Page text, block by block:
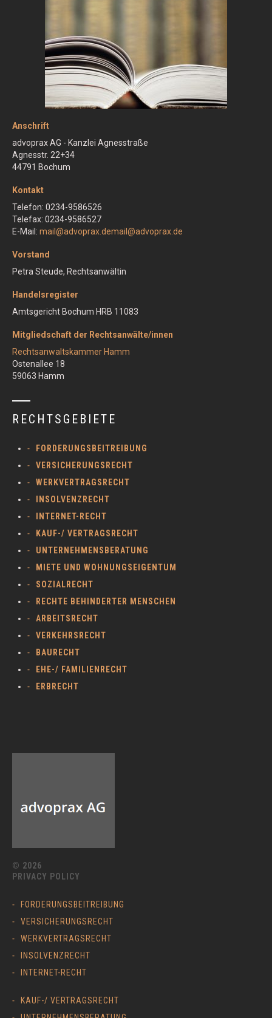
Anschrift
advoprax AG - Kanzlei Agnesstraße
Agnesstr. 22+34
44791 Bochum
Kontakt
Telefon: 0234-9586526
Telefax: 0234-9586527
E-Mail: mail@advoprax.demail@advoprax.de
Vorstand
Petra Steude, Rechtsanwältin
Handelsregister
Amtsgericht Bochum HRB 11083
Mitgliedschaft der Rechtsanwälte/innen
Rechtsanwaltskammer Hamm
Ostenallee 18
59063 Hamm
RECHTSGEBIETE
FORDERUNGSBEITREIBUNG
VERSICHERUNGSRECHT
WERKVERTRAGSRECHT
INSOLVENZRECHT
INTERNET-RECHT
KAUF-/ VERTRAGSRECHT
UNTERNEHMENSBERATUNG
MIETE UND WOHNUNGSEIGENTUM
SOZIALRECHT
RECHTE BEHINDERTER MENSCHEN
ARBEITSRECHT
VERKEHRSRECHT
BAURECHT
EHE-/ FAMILIENRECHT
ERBRECHT
© 2026
PRIVACY POLICY
FORDERUNGSBEITREIBUNG
VERSICHERUNGSRECHT
WERKVERTRAGSRECHT
INSOLVENZRECHT
INTERNET-RECHT
KAUF-/ VERTRAGSRECHT